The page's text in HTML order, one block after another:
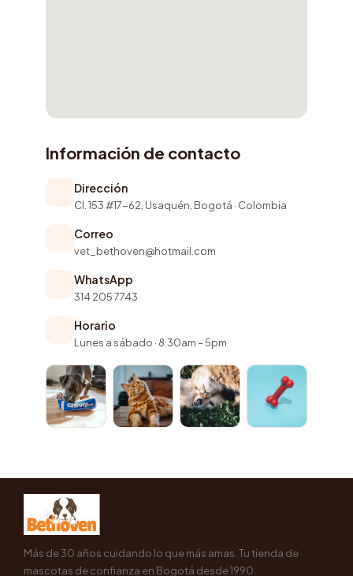
Información de contacto
Dirección
Cl. 153 #17-62, Usaquén, Bogotá · Colombia
Correo
vet_bethoven@hotmail.com
WhatsApp
314 205 7743
Horario
Lunes a sábado · 8:30am – 5pm
Más de 30 años cuidando lo que más amas. Tu tienda de
mascotas de confianza en Bogotá desde 1990.